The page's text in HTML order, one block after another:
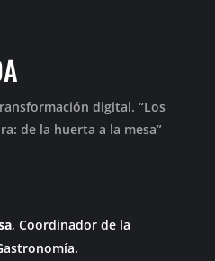
digital. “Los
de la huerta a la mesa”
, Coordinador de la